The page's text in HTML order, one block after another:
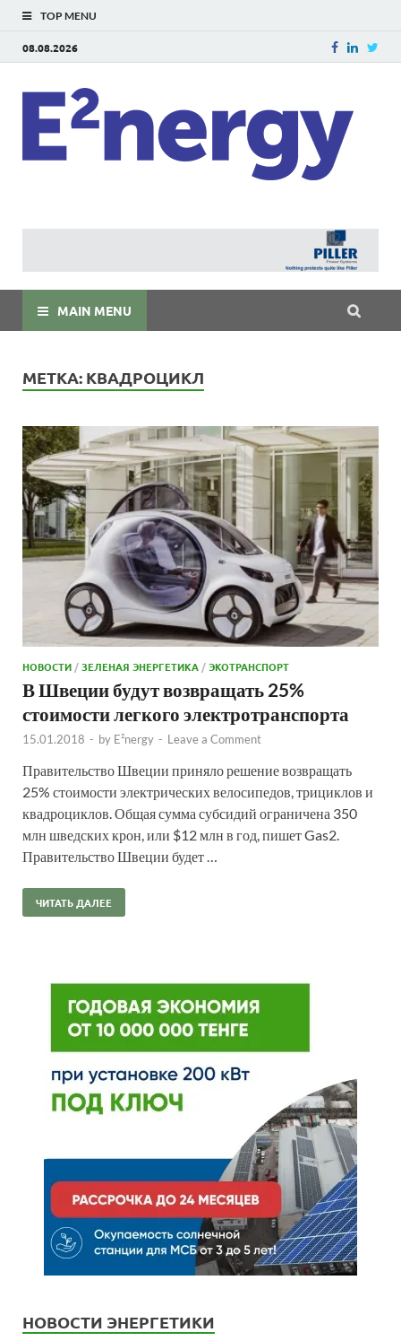
TOP MENU
08.08.2026
MAIN MENU
МЕТКА: КВАДРОЦИКЛ
НОВОСТИ /ЗЕЛЕНАЯ ЭНЕРГЕТИКА /ЭКОТРАНСПОРТ
В Швеции будут возвращать 25%
стоимости легкого электротранспорта
15.01.2018 - by E²nergy - Leave a Comment
Правительство Швеции приняло решение возвращать
25% стоимости электрических велосипедов, трициклов и
квадроциклов. Общая сумма субсидий ограничена 350
млн шведских крон, или $12 млн в год, пишет Gas2.
Правительство Швеции будет …
ЧИТАТЬ ДАЛЕЕ
НОВОСТИ ЭНЕРГЕТИКИ